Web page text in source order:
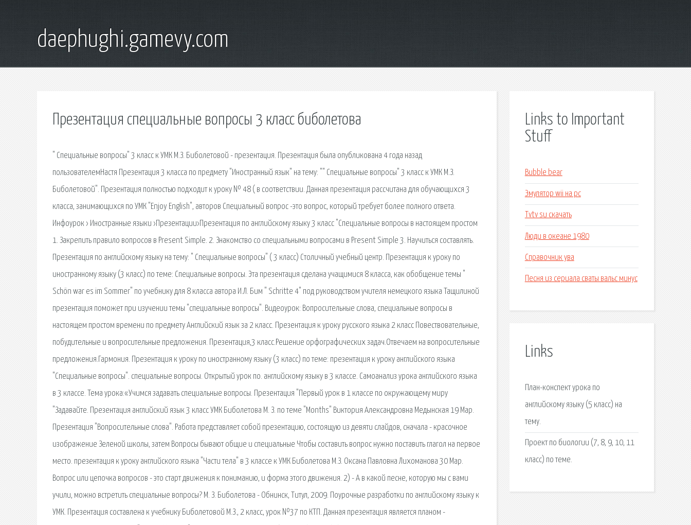
daephughi.gamevy.com
Презентация специальные вопросы 3 класс биболетова
" Специальные вопросы" 3 класс к УМК М.З. Биболетовой - презентация. Презентация была опубликована 4 года назад
пользователемНастя Презентация 3 класса по предмету "Иностранный язык" на тему: "" Специальные вопросы" 3 класс к УМК М.З.
Биболетовой". Презентация полностью подходит к уроку № 48 ( в соответствии. Данная презентация рассчитана для обучающихся 3
класса, занимающихся по УМК "Enjoy English", авторов Специальный вопрос -это вопрос, который требует более полного ответа.
Инфоурок › Иностранные языки ›Презентации›Презентация по английскому языку 3 класс "Специальные вопросы в настоящем простом
1. Закрепить правило вопросов в Present Simple. 2. Знакомство со специальными вопросами в Present Simple 3. Научиться составлять.
Презентация по английскому языку на тему: " Специальные вопросы" ( 3 класс) Столичный учебный центр. Презентация к уроку по
иностранному языку (3 класс) по теме: Специальные вопросы. Эта презентация сделана учащимися 8 класса, как обобщение темы "
Schön war es im Sommer" по учебнику для 8 класса автора И.Л. Бим " Schritte 4" под руководством учителя немецкого языка Тащилиной
презентация поможет при изучении темы "специальные вопросы". Видеоурок: Вопросительные слова, специальные вопросы в
настоящем простом времени по предмету Английский язык за 2 класс. Презентация к уроку русского языка 2 класс Повествовательные,
побудительные и вопросительные предложения. Презентация,3 класс.Решение орфографических задач.Отвечаем на вопросительные
предложения.Гармония. Презентация к уроку по иностранному языку (3 класс) по теме: презентация к уроку английского языка
"Специальные вопросы". специальные вопросы. Открытый урок по. английскому языку в 3 классе. Самоанализ урока английского языка
в 3 классе. Тема урока:«Учимся задавать специальные вопросы. Презентация "Первый урок в 1 классе по окружающему миру
"Задавайте. Презентация английский язык 3 класс УМК Биболетова М. З. по теме "Months" Виктория Александровна Медынская 19 Мар.
Презентация "Вопросительные слова". Работа представляет собой презентацию, состоящую из девяти слайдов, сначала - красочное
изображение Зеленой школы, затем Вопросы бывают общие и специальные Чтобы составить вопрос нужно поставить глагол на первое
место. презентация к уроку английского языка "Части тела" в 3 классе к УМК Биболетова М.З. Оксана Павловна Лихоманова 30 Мар.
Вопрос или цепочка вопросов - это старт движения к пониманию, и форма этого движения. 2) - А в какой песне, которую мы с вами
учили, можно встретить специальные вопросы? М. З. Биболетова - Обнинск, Титул, 2009. Поурочные разработки по английскому языку к
УМК. Презентация составлена к учебнику Биболетовой М.З., 2 класс, урок №37 по КТП. Данная презентация является планом -
Links to Important
Stuff
Bubble bear
Эмулятор wii на pc
Tvtv su скачать
Люди в океане 1980
Справочник ува
Песня из сериала сваты вальс минус
Links
План-конспект урока по
английскому языку (5 класс) на
тему.
Проект по биологии (7, 8, 9, 10, 11
класс) по теме.